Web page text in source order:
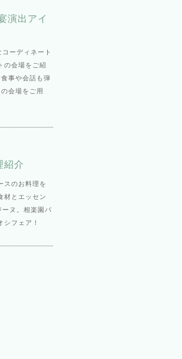
演出アイ
ーディネート
の会場をご紹
事や会話も弾
会場をご用
紹介
スのお料理を
材とエッセン
ヌ。相楽園パ
フェア！